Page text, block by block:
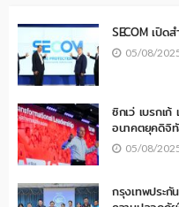
SECOM เปิด
05/08/
ซิกเว่ เบรกเ
อนาคตยุคดิจิ
05/08/
กรุงเทพประกั